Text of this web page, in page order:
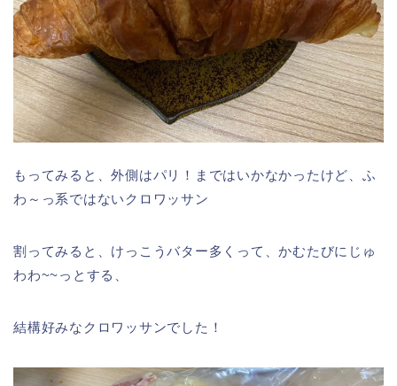
もってみると、外側はパリ！まではいかなかったけど、ふ
わ～っ系ではないクロワッサン
割ってみると、けっこうバター多くって、かむたびにじゅ
わわ~~っとする、
結構好みなクロワッサンでした！